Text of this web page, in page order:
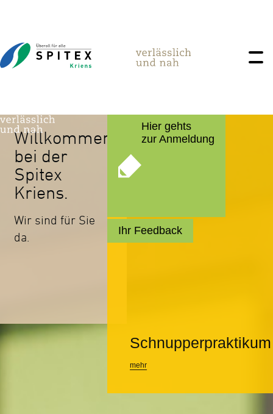
Willkommen
bei der
Spitex
Kriens.
Wir sind für Sie
da.
Hier gehts
zur Anmeldung
Ihr Feedback
Schnupperpraktikum
mehr